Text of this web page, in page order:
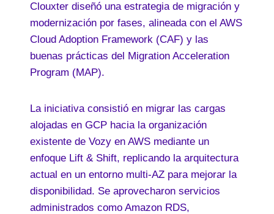
Clouxter diseñó una estrategia de migración y
modernización por fases, alineada con el AWS
Cloud Adoption Framework (CAF) y las
buenas prácticas del Migration Acceleration
Program (MAP).
La iniciativa consistió en migrar las cargas
alojadas en GCP hacia la organización
existente de Vozy en AWS mediante un
enfoque Lift & Shift, replicando la arquitectura
actual en un entorno multi-AZ para mejorar la
disponibilidad. Se aprovecharon servicios
administrados como Amazon RDS,